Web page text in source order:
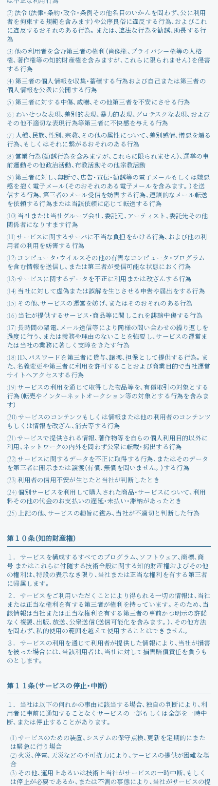
(2) 法令（法律・条約・政令・条例その他名目のいかんを問わず、公に利用
者を拘束する規範を含みます）や公序良俗に違反する行為、およびこれ
に違反するおそれのある行為。または、違法な行為を勧誘、助長する行
為
(3) 他の利用者を含む第三者の権利（肖像権、プライバシー権等の人格
権、著作権等の知的財産権を含みますが、これらに限られません）を侵害
する行為
(4) 第三者の個人情報を収集・蓄積する行為および自己または第三者の
個人情報を公衆に公開する行為
(5) 第三者に対する中傷、威嚇、その他第三者を不安にさせる行為
(6) わいせつな表現、差別的表現、暴力的表現、グロテスクな表現、および
その他不適切な表現行為等第三者に不快感を与える行為
(7) 人種、民族、性別、宗教、その他の属性について、差別感情、憎悪を煽る
行為、もしくはそれに繋がるおそれのある行為
(8) 営業行為（勧誘行為を含みますが、これらに限られません）、選挙の事
前運動その他政治活動、布教活動その他宗教活動
(9) 第三者に対し、無断で、広告・宣伝・勧誘等の電子メールもしくは嫌悪
感を抱く電子メール（そのおそれのある電子メールを含みます。）を送
信する行為、第三者のメール受信を妨害する行為、連鎖的なメール転送
を依頼する行為または当該依頼に応じて転送する行為
(10) 当社または当社グループ会社、委託元、アーティスト、委託先その他
関係者になりすます行為
(11) サービスに関するサーバに不当な負担をかける行為、および他の利
用者の利用を妨害する行為
(12) コンピュータ・ウイルスその他の有害なコンピュータ・プログラム
を含む情報を送信し、または第三者が受信可能な状態におく行為
(13) サービスに関するデータを不正に利用または改ざんする行為
(14) 当社に対して虚偽または誤解を生じさせる申告や届出をする行為
(15) その他、サービスの運営を妨げ、またはそのおそれのある行為
(16) 当社が提供するサービス・商品等に関しこれを誹謗中傷する行為
(17) 長時間の架電、メール送信等により同様の問い合わせの繰り返しを
過度に行う、または義務や理由のないことを強要し、サービスの運営ま
たは当社の業務に著しく支障をきたす行為
(18) ID、パスワードを第三者に貸与、譲渡、担保として提供する行為。ま
た、名義変更や第三者に利用を許可することおよび商業目的で当社運営
サイトへアクセスする行為
(19) サービスの利用を通じて取得した物品等を、有償取引の対象とする
行為（転売やインターネットオークション等の対象とする行為を含みま
す）
(20) サービスのコンテンツもしくは情報または他の利用者のコンテンツ
もしくは情報を改ざん、消去等する行為
(21) サービスで提供される情報、著作物等を自らの個人利用目的以外に
利用、ネットワークの内外を問わず公衆に転載・掲出する行為
(22) サービスに関するデータを不正に取得する行為、またはそのデータ
を第三者に開示または譲渡（有償、無償を問いません。）する行為
(23) 利用者の信用不安が生じたと当社が判断したとき
(24) 個別サービスを利用して購入された商品・サービスについて、利用
料その他の代金のお支払いの遅延・未払い・滞納があったとき
(25) 上記の他、サービスの趣旨に鑑み、当社が不適切と判断した行為
第１０条（知的財産権）
１． サービスを構成するすべてのプログラム、ソフトウェア、商標、商
号 またはこれらに付随する技術全般に関する知的財産権およびその他
の権利は、特段の表示なき限り、当社または正当な権利を有する第三者
に帰属します。
２． サービスをご利用いただくことにより得られる一切の情報は、当社
または正当な権利を有する第三者が権利を持っています。そのため、当
該情報は当社または正当な権利を有する第三者の事前かつ明示の許諾
なく複製、出版、放送、公衆送信（送信可能化を含みます。）、その他方法
を問わず、私的使用の範囲を越えて使用することはできません。
３． サービスの利用を通じて利用者が提供した情報により、当社が損害
を被った場合には、当該利用者は、当社に対して損害賠償責任を負うも
のとします。
第１１条（サービスの停止・中断）
１．
当社は以下の何れかの事由に該当する場合、独自の判断により、利
用者に事前に通知することなくサービスの一部もしくは全部を一時中
断、または停止することがあります。
(1) サービスのための装置、システムの保守点検、更新を定期的にまた
は緊急に行う場合
(2) 火災、停電、天災などの不可抗力により、サービスの提供が困難な場
合
(3) その他、運用上あるいは技術上当社がサービスの一時中断、もしく
は停止が必要であるか、または不測の事態により、当社がサービスの提